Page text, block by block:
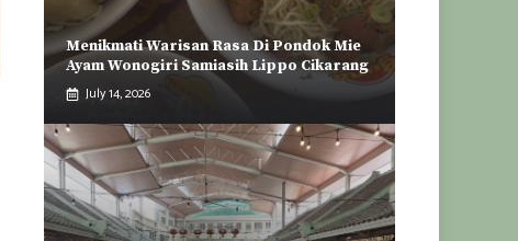
Menikmati Warisan Rasa Di Pondok Mie
Ayam Wonogiri Samiasih Lippo Cikarang
July 14, 2026